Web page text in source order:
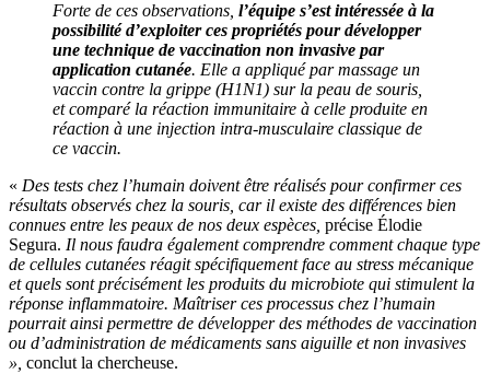
Forte de ces observations, l’équipe s’est intéressée à la
possibilité d’exploiter ces propriétés pour développer
une technique de vaccination non invasive par
application cutanée. Elle a appliqué par massage un
vaccin contre la grippe (H1N1) sur la peau de souris,
et comparé la réaction immunitaire à celle produite en
réaction à une injection intra-musculaire classique de
ce vaccin.
« Des tests chez l’humain doivent être réalisés pour confirmer ces
résultats observés chez la souris, car il existe des différences bien
connues entre les peaux de nos deux espèces, précise Élodie
Segura. Il nous faudra également comprendre comment chaque type
de cellules cutanées réagit spécifiquement face au stress mécanique
et quels sont précisément les produits du microbiote qui stimulent la
réponse inflammatoire. Maîtriser ces processus chez l’humain
pourrait ainsi permettre de développer des méthodes de vaccination
ou d’administration de médicaments sans aiguille et non invasives
», conclut la chercheuse.